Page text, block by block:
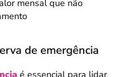
mensal que não
de emergência
é essencial para lidar